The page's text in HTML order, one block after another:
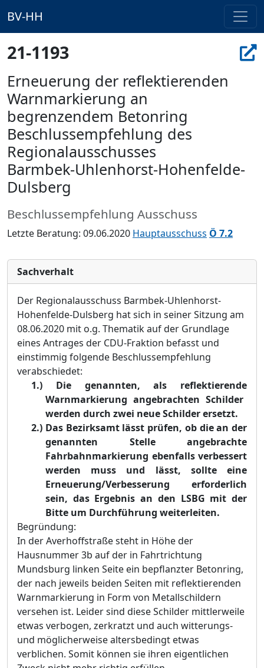
BV-HH
21-1193
Erneuerung der reflektierenden
Warnmarkierung an
begrenzendem Betonring
Beschlussempfehlung des
Regionalausschusses
Barmbek-Uhlenhorst-Hohenfelde-
Dulsberg
Beschlussempfehlung Ausschuss
Letzte Beratung: 09.06.2020 Hauptausschuss Ö 7.2
Sachverhalt
Der Regionalausschuss Barmbek-Uhlenhorst-
Hohenfelde-Dulsberg hat sich in seiner Sitzung am
08.06.2020 mit o.g. Thematik auf der Grundlage
eines Antrages der CDU-Fraktion befasst und
einstimmig folgende Beschlussempfehlung
verabschiedet:
1.)
Die genannten, als reflektierende
Warnmarkierung angebrachten Schilder
werden durch zwei neue Schilder ersetzt.
2.) Das Bezirksamt lässt prüfen, ob die an der
genannten Stelle angebrachte
Fahrbahnmarkierung ebenfalls verbessert
werden muss und lässt, sollte eine
Erneuerung/Verbesserung erforderlich
sein, das Ergebnis an den LSBG mit der
Bitte um Durchführung weiterleiten.
Begründung:
In der Averhoffstraße steht in Höhe der
Hausnummer 3b auf der in Fahrtrichtung
Mundsburg linken Seite ein bepflanzter Betonring,
der nach jeweils beiden Seiten mit reflektierenden
Warnmarkierung in Form von Metallschildern
versehen ist. Leider sind diese Schilder mittlerweile
etwas verbogen, zerkratzt und auch witterungs-
und möglicherweise altersbedingt etwas
verblichen. Somit können sie ihren eigentlichen